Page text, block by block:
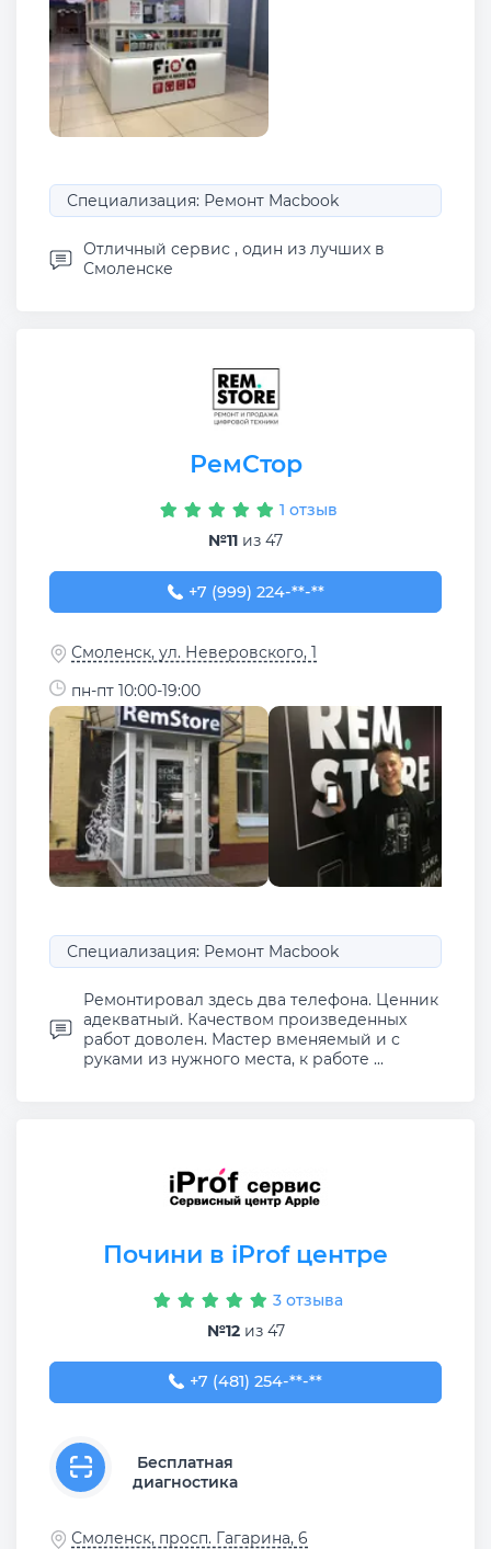
Специализация: Ремонт Macbook
Отличный сервис , один из лучших в
Смоленске
РемСтор
1 отзыв
№11 из 47
+7 (999) 224-80-04
+7 (999) 224-**-**
Смоленск, ул. Неверовского, 1
пн-пт 10:00-19:00
Специализация: Ремонт Macbook
Ремонтировал здесь два телефона. Ценник
адекватный. Качеством произведенных
работ доволен. Мастер вменяемый и с
руками из нужного места, к работе ...
Почини в iProf центре
3 отзыва
№12из 47
+7 (481) 254-32-55
+7 (481) 254-**-**
Бесплатная
диагностика
Смоленск, просп. Гагарина, 6